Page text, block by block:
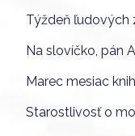
Týždeň ľudových
Na slovíčko, pán
Marec mesiac
Starostlivosť o